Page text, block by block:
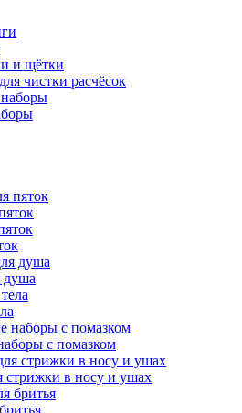
и щётки
чистки расчёсок
душа
с помазком
в носу и ушах